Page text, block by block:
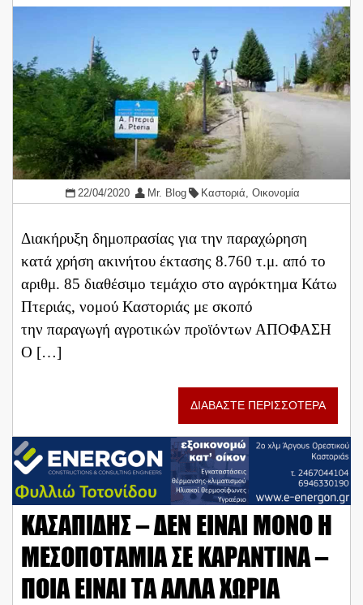
22/04/2020 Mr. Blog Καστοριά, Οικονομία
Διακήρυξη δημοπρασίας για την παραχώρηση
κατά χρήση ακινήτου έκτασης 8.760 τ.μ. από το
αριθμ. 85 διαθέσιμο τεμάχιο στο αγρόκτημα Κάτω
Πτεριάς, νομού Καστοριάς με σκοπό
την παραγωγή αγροτικών προϊόντων ΑΠΟΦΑΣΗ
Ο […]
ΔΙΑΒΑΣΤΕ ΠΕΡΙΣΣΟΤΕΡΑ
ΚΑΣΑΠΙΔΗΣ – ΔΕΝ ΕΙΝΑΙ ΜΟΝΟ Η
ΜΕΣΟΠΟΤΑΜΙΑ ΣΕ ΚΑΡΑΝΤΙΝΑ –
ΠΟΙΑ ΕΙΝΑΙ ΤΑ ΑΛΛΑ ΧΩΡΙΑ